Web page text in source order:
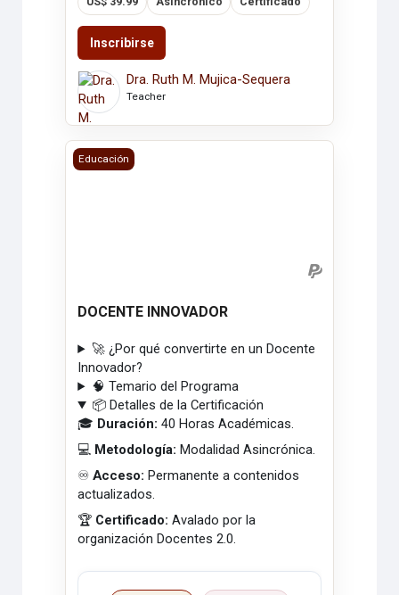
Inscribirse
Dra. Ruth M. Mujica-Sequera
Teacher
DOCENTE INNOVADOR
Educación
DOCENTE INNOVADOR
🚀 ¿Por qué convertirte en un Docente
Innovador?
🧠 Temario del Programa
📦 Detalles de la Certificación
🎓 Duración: 40 Horas Académicas.
💻 Metodología: Modalidad Asincrónica.
♾️Acceso: Permanente a contenidos
actualizados.
🏆 Certificado: Avalado por la
organización Docentes 2.0.